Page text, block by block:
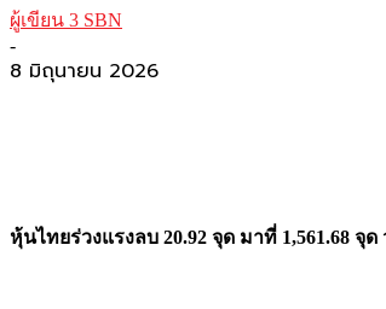
ผู้เขียน 3 SBN
-
8 มิถุนายน 2026
หุ้นไทยร่วงแรงลบ 20.92 จุด มาที่ 1,561.68